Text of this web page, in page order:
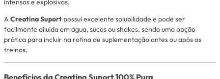
intensas e explosivas.
A Creatina Suport possui excelente solubilidade e pode ser
facilmente diluída em água, sucos ou shakes, sendo uma opção
prática para incluir na rotina de suplementação antes ou após os
treinos.
Benefícios da Creatina Suport 100% Pura